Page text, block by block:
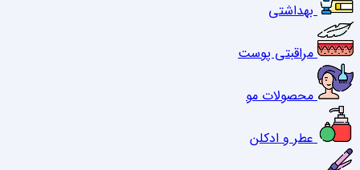
بهداشتی
مراقبتی پوست
محصولات مو
عطر و ادکلن